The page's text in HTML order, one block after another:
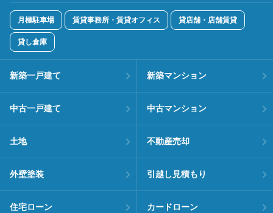
月極駐車場 賃貸事務所・賃貸オフィス 貸店舗・店舗賃貸
貸し倉庫
新築一戸建て 新築マンション
中古一戸建て 中古マンション
土地 不動産売却
外壁塗装 引越し見積もり
住宅ローン カードローン